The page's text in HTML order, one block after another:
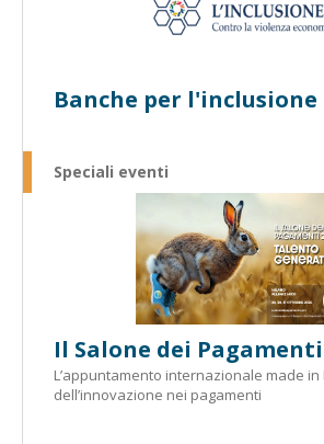
Banche per l'inclusione
Speciali eventi
Il Salone dei Pagamenti
L’appuntamento internazionale made
dell’innovazione nei pagamenti